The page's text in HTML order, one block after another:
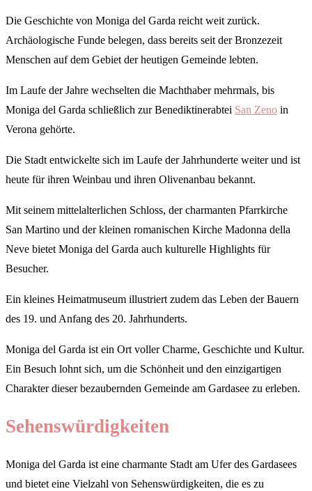
Die Geschichte von Moniga del Garda reicht weit zurück.
Archäologische Funde belegen, dass bereits seit der Bronzezeit
Menschen auf dem Gebiet der heutigen Gemeinde lebten.
Im Laufe der Jahre wechselten die Machthaber mehrmals, bis
Moniga del Garda schließlich zur Benediktinerabtei San Zeno in
Verona gehörte.
Die Stadt entwickelte sich im Laufe der Jahrhunderte weiter und ist
heute für ihren Weinbau und ihren Olivenanbau bekannt.
Mit seinem mittelalterlichen Schloss, der charmanten Pfarrkirche
San Martino und der kleinen romanischen Kirche Madonna della
Neve bietet Moniga del Garda auch kulturelle Highlights für
Besucher.
Ein kleines Heimatmuseum illustriert zudem das Leben der Bauern
des 19. und Anfang des 20. Jahrhunderts.
Moniga del Garda ist ein Ort voller Charme, Geschichte und Kultur.
Ein Besuch lohnt sich, um die Schönheit und den einzigartigen
Charakter dieser bezaubernden Gemeinde am Gardasee zu erleben.
Sehenswürdigkeiten
Moniga del Garda ist eine charmante Stadt am Ufer des Gardasees
und bietet eine Vielzahl von Sehenswürdigkeiten, die es zu